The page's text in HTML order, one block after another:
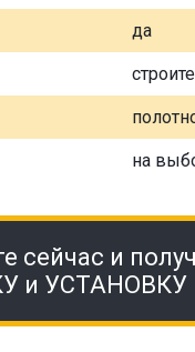
да
на
сейчас и
и